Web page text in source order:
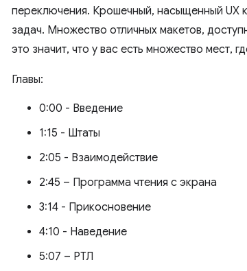
переключения. Крошечный, насыщенный UX
задач. Множество отличных макетов,
это значит, что у вас есть множество мест,
Главы:
0:00 - Введение
1:15 - Штаты
2:05 - Взаимодействие
2:45 – Программа чтения с экрана
3:14 - Прикосновение
4:10 - Наведение
5:07 – РТЛ